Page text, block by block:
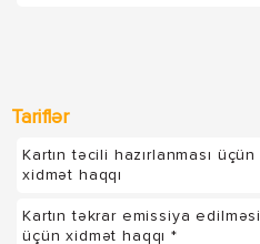
Tariflər
Kartın təcili hazırlanması üçün
xidmət haqqı
Kartın təkrar emissiya edilməsi
üçün xidmət haqqı *